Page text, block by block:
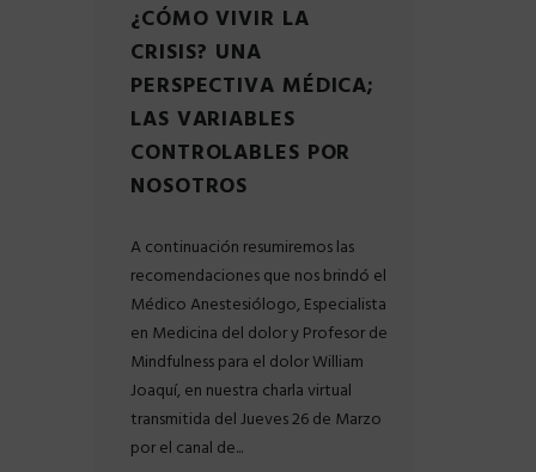
¿CÓMO VIVIR LA
CRISIS? UNA
PERSPECTIVA MÉDICA;
LAS VARIABLES
CONTROLABLES POR
NOSOTROS
A continuación resumiremos las
recomendaciones que nos brindó el
Médico Anestesiólogo, Especialista
en Medicina del dolor y Profesor de
Mindfulness para el dolor William
Joaquí, en nuestra charla virtual
transmitida del Jueves 26 de Marzo
por el canal de...